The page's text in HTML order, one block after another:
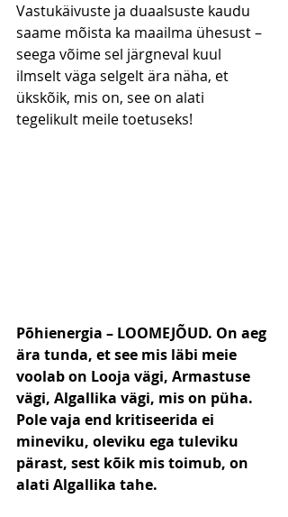
Vastukäivuste ja duaalsuste kaudu
saame mõista ka maailma ühesust –
seega võime sel järgneval kuul
ilmselt väga selgelt ära näha, et
ükskõik, mis on, see on alati
tegelikult meile toetuseks!
Põhienergia – LOOMEJÕUD. On aeg
ära tunda, et see mis läbi meie
voolab on Looja vägi, Armastuse
vägi, Algallika vägi, mis on püha.
Pole vaja end kritiseerida ei
mineviku, oleviku ega tuleviku
pärast, sest kõik mis toimub, on
alati Algallika tahe.